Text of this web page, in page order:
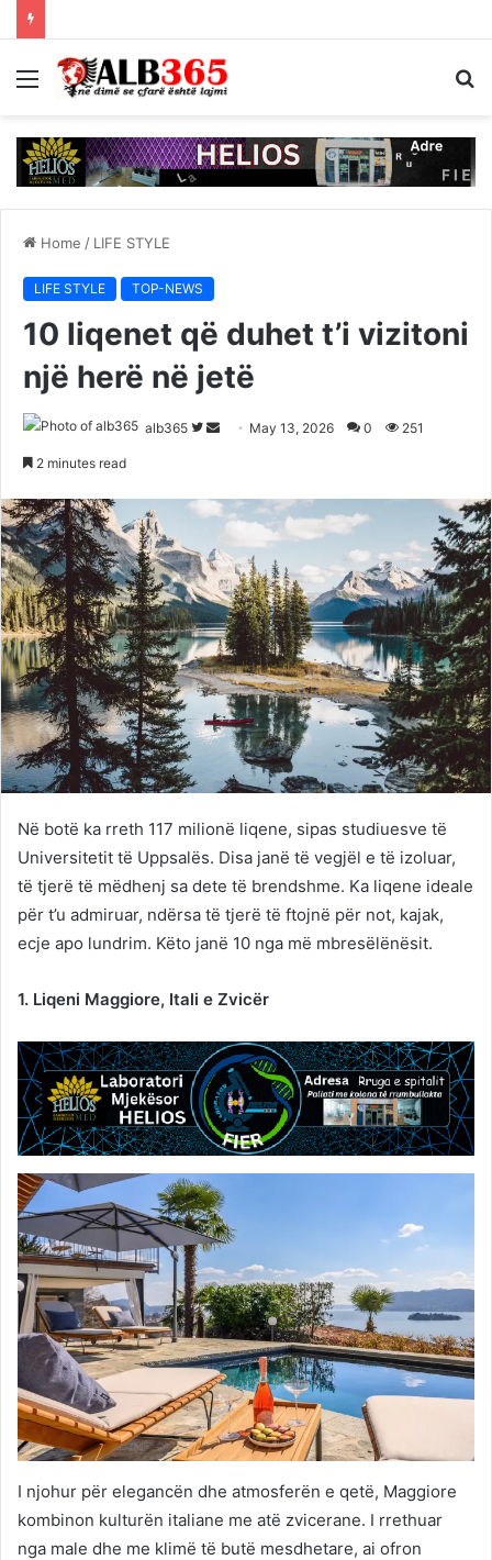
Menu
Home / LIFE STYLE
LIFE STYLE TOP-NEWS
10 liqenet që duhet t’i vizitoni
një herë në jetë
alb365
Follow
Send May 13, 2026 0 251
2 minutes read
Në botë ka rreth 117 milionë liqene, sipas studiuesve të
Universitetit të Uppsalës. Disa janë të vegjël e të izoluar,
të tjerë të mëdhenj sa dete të brendshme. Ka liqene ideale
për t’u admiruar, ndërsa të tjerë të ftojnë për not, kajak,
ecje apo lundrim. Këto janë 10 nga më mbresëlënësit.
1. Liqeni Maggiore, Itali e Zvicër
I njohur për elegancën dhe atmosferën e qetë, Maggiore
kombinon kulturën italiane me atë zvicerane. I rrethuar
nga male dhe me klimë të butë mesdhetare, ai ofron